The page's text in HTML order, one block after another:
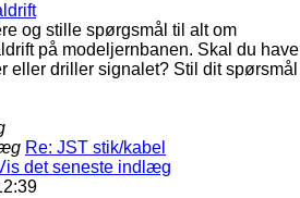
og stille spørgsmål til alt om
på modeljernbanen. Skal du have
eller driller signalet? Stil dit spørsmål
Re: JST stik/kabel
det seneste indlæg